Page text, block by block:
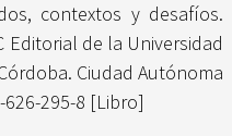
contextos y desafíos.
Editorial de la Universidad
Ciudad Autónoma
626-295-8 [Libro]